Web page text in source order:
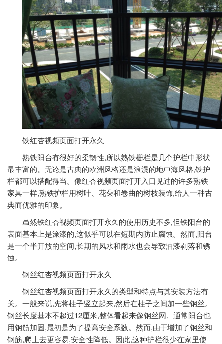
铁红杏视频页面打开永久
熟铁阳台有很好的柔韧性,所以熟铁栅栏是几个护栏中形状
最丰富的。无论是古典的欧洲风格还是浪漫的地中海风格,铁护
栏都可以搭配得当。像红杏视频页面打开入口见过的许多熟铁
家具一样,熟铁护栏用树叶、花朵和卷曲的树枝装饰,给人一种古
典而优雅的印象。
虽然铁红杏视频页面打开永久的使用历史不多,但铁阳台的
表面基本上是涂漆的,这似乎可以在短期内防止腐蚀。然而,阳台
是一个半开放的空间,长期的风水和雨水也会导致油漆剥落和锈
蚀。
钢丝红杏视频页面打开永久
钢丝红杏视频页面打开永久的类型和特点与其安装方法有
关。一般来说,先将柱子竖立起来,然后在柱子之间加一些钢丝。
钢丝长度基本不超过12厘米,整体看起来像钢丝网。通常阳台也
用钢筋加固,最初是为了提高安全系数。然而,由于增加了钢丝和
钢筋,爬上去更容易,安全性降低。因此,这种护栏很少在家里使